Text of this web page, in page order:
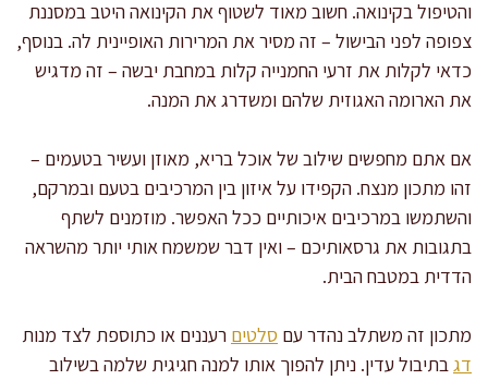
והטיפול בקינואה. חשוב מאוד לשטוף את הקינואה היטב במסננת
צפופה לפני הבישול – זה מסיר את המרירות האופיינית לה. בנוסף,
כדאי לקלות את זרעי החמנייה קלות במחבת יבשה – זה מדגיש
את הארומה האגוזית שלהם ומשדרג את המנה.
אם אתם מחפשים שילוב של אוכל בריא, מאוזן ועשיר בטעמים –
זהו מתכון מנצח. הקפידו על איזון בין המרכיבים בטעם ובמרקם,
והשתמשו במרכיבים איכותיים ככל האפשר. מוזמנים לשתף
בתגובות את גרסאותיכם – ואין דבר שמשמח אותי יותר מהשראה
הדדית במטבח הבית.
מתכון זה משתלב נהדר עם סלטים רעננים או כתוספת לצד מנות
דגבתיבול עדין. ניתן להפוך אותו למנה חגיגית שלמה בשילוב